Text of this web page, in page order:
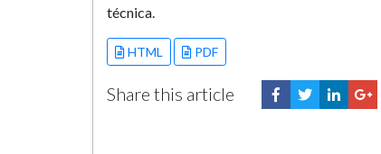
técnica.
HTML PDF
Share this article